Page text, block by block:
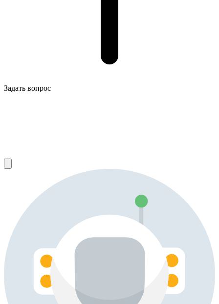
Задать вопрос